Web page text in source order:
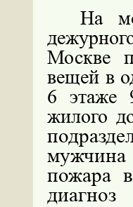
На
Москве
вещей в
6 этаже
жилого
пожара